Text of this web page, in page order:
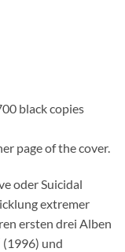
black copies
page of the cover.
oder Suicidal
extremer
ersten drei Alben
(1996) und